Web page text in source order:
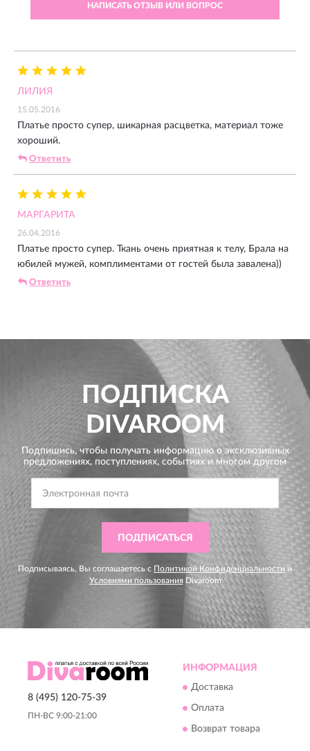
НАПИСАТЬ ОТЗЫВ ИЛИ ВОПРОС
ЛИЛИЯ
15.05.2016
Платье просто супер, шикарная расцветка, материал тоже
хороший.
Ответить
МАРГАРИТА
26.04.2016
Платье просто супер. Ткань очень приятная к телу, Брала на
юбилей мужей, комплиментами от гостей была завалена))
Ответить
ПОДПИСКА
DIVAROOM
Подпишись, чтобы получать информацию о эксклюзивных
предложениях, поступлениях, событиях и многом другом
ПОДПИСАТЬСЯ
Подписываясь, Вы соглашаетесь с Политикой Конфиденциальности и
Условиями пользования Divaroom
8 (495) 120-75-39
ПН-ВС 9:00-21:00
ИНФОРМАЦИЯ
Доставка
Оплата
Возврат товара